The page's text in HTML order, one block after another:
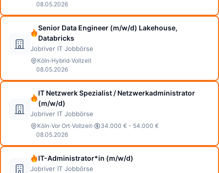
08.05.2026
Senior Data Engineer (m/w/d) Lakehouse,
Databricks
Jobriver IT Jobbörse
Köln·Hybrid·Vollzeit
08.05.2026
IT Netzwerk Spezialist / Netzwerkadministrator
(m/w/d)
Jobriver IT Jobbörse
Köln·Vor Ort·Vollzeit·
34.000 € - 54.000 €
08.05.2026
IT-Administrator*in (m/w/d)
Jobriver IT Jobbörse